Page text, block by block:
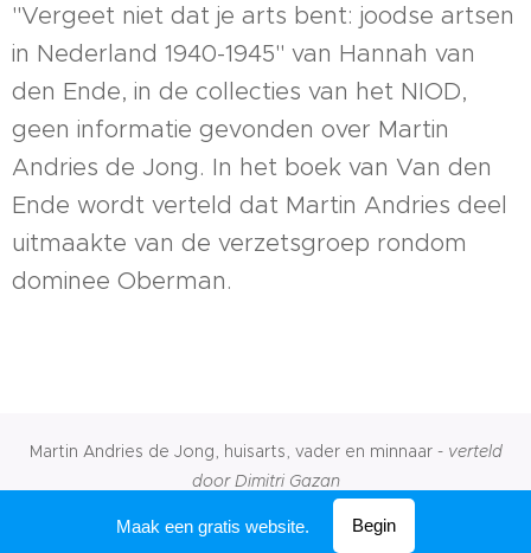
''Vergeet niet dat je arts bent: joodse artsen
in Nederland 1940-1945'' van Hannah van
den Ende, in de collecties van het NIOD,
geen informatie gevonden over Martin
Andries de Jong. In het boek van Van den
Ende wordt verteld dat Martin Andries deel
uitmaakte van de verzetsgroep rondom
dominee Oberman.
Martin Andries de Jong, huisarts, vader en minnaar - verteld
door Dimitri Gazan
Mogelijk gemaakt door
Webnode
Maak een gratis website. Begin